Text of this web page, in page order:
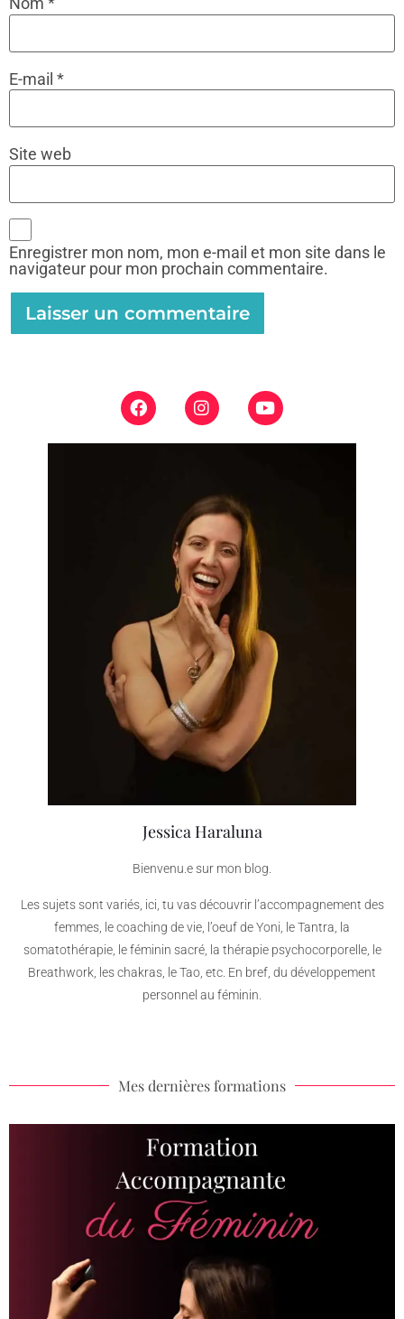
E-mail *
Site web
Enregistrer mon nom, mon e-mail et mon site dans le
navigateur pour mon prochain commentaire.
Jessica Haraluna
Bienvenu.e sur mon blog.
Les sujets sont variés, ici, tu vas découvrir l’accompagnement des
femmes, le coaching de vie, l’oeuf de Yoni, le Tantra, la
somatothérapie, le féminin sacré, la thérapie psychocorporelle, le
Breathwork, les chakras, le Tao, etc. En bref, du développement
personnel au féminin.
Mes dernières formations